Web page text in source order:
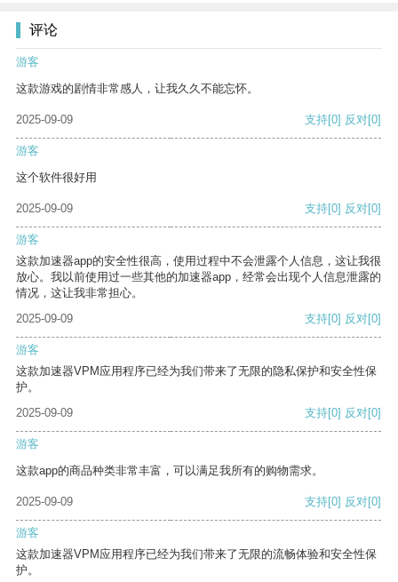
评论
游客
这款游戏的剧情非常感人，让我久久不能忘怀。
2025-09-09 支持[0] 反对[0]
游客
这个软件很好用
2025-09-09 支持[0] 反对[0]
游客
这款加速器app的安全性很高，使用过程中不会泄露个人信息，这让我很
放心。我以前使用过一些其他的加速器app，经常会出现个人信息泄露的
情况，这让我非常担心。
2025-09-09
支持[0] 反对[0]
游客
这款加速器VPM应用程序已经为我们带来了无限的隐私保护和安全性保
护。
2025-09-09
支持[0] 反对[0]
游客
这款app的商品种类非常丰富，可以满足我所有的购物需求。
2025-09-09 支持[0] 反对[0]
游客
这款加速器VPM应用程序已经为我们带来了无限的流畅体验和安全性保
护。